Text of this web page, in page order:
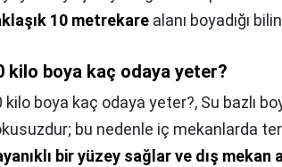
10 metrekare alanı boyadığı
kilo boya kaç odaya yeter?
kilo boya kaç odaya yeter?, Su bazlı
bu nedenle iç mekanlarda
bir yüzey sağlar ve dış